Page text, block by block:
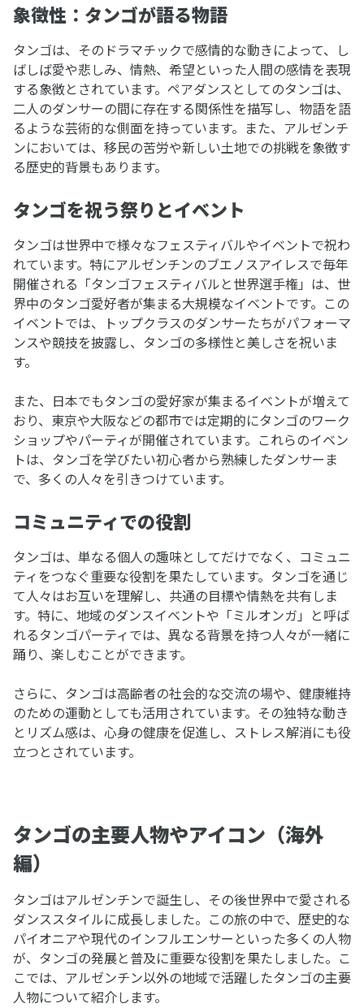
象徴性：タンゴが語る物語
タンゴは、そのドラマチックで感情的な動きによって、し
ばしば愛や悲しみ、情熱、希望といった人間の感情を表現
する象徴とされています。ペアダンスとしてのタンゴは、
二人のダンサーの間に存在する関係性を描写し、物語を語
るような芸術的な側面を持っています。また、アルゼンチ
ンにおいては、移民の苦労や新しい土地での挑戦を象徴す
る歴史的背景もあります。
タンゴを祝う祭りとイベント
タンゴは世界中で様々なフェスティバルやイベントで祝わ
れています。特にアルゼンチンのブエノスアイレスで毎年
開催される「タンゴフェスティバルと世界選手権」は、世
界中のタンゴ愛好者が集まる大規模なイベントです。この
イベントでは、トップクラスのダンサーたちがパフォーマ
ンスや競技を披露し、タンゴの多様性と美しさを祝いま
す。
また、日本でもタンゴの愛好家が集まるイベントが増えて
おり、東京や大阪などの都市では定期的にタンゴのワーク
ショップやパーティが開催されています。これらのイベン
トは、タンゴを学びたい初心者から熟練したダンサーま
で、多くの人々を引きつけています。
コミュニティでの役割
タンゴは、単なる個人の趣味としてだけでなく、コミュニ
ティをつなぐ重要な役割を果たしています。タンゴを通じ
て人々はお互いを理解し、共通の目標や情熱を共有しま
す。特に、地域のダンスイベントや「ミルオンガ」と呼ば
れるタンゴパーティでは、異なる背景を持つ人々が一緒に
踊り、楽しむことができます。
さらに、タンゴは高齢者の社会的な交流の場や、健康維持
のための運動としても活用されています。その独特な動き
とリズム感は、心身の健康を促進し、ストレス解消にも役
立つとされています。
タンゴの主要人物やアイコン（海外
編）
タンゴはアルゼンチンで誕生し、その後世界中で愛される
ダンススタイルに成長しました。この旅の中で、歴史的な
パイオニアや現代のインフルエンサーといった多くの人物
が、タンゴの発展と普及に重要な役割を果たしました。こ
こでは、アルゼンチン以外の地域で活躍したタンゴの主要
人物について紹介します。